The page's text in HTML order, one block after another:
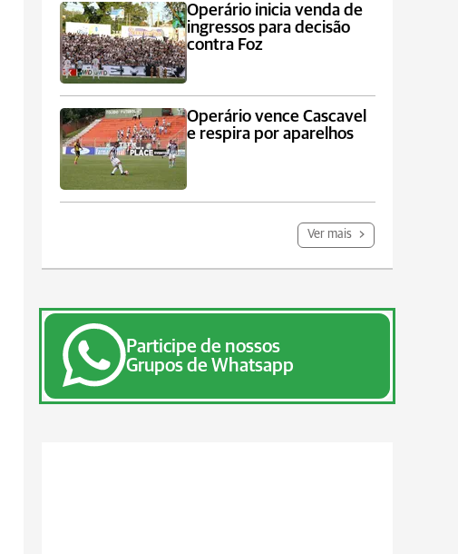
Operário inicia venda de
ingressos para decisão
contra Foz
Operário vence Cascavel
e respira por aparelhos
Ver mais
Participe de nossos
Grupos de Whatsapp